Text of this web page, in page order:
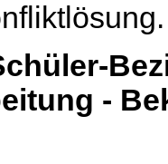
-